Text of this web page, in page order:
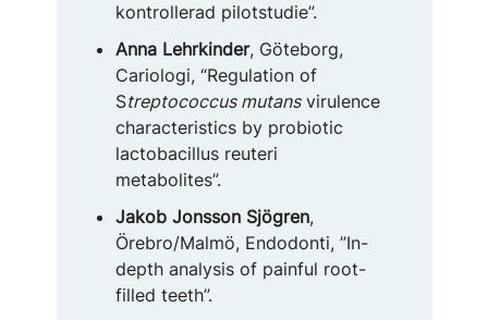
kontrollerad pilotstudie”.
Anna Lehrkinder, Göteborg,
Cariologi, “Regulation of
Streptococcus mutansvirulence
characteristics by probiotic
lactobacillus reuteri
metabolites”.
Jakob Jonsson Sjögren,
Örebro/Malmö, Endodonti, ”In-
depth analysis of painful root-
filled teeth”.